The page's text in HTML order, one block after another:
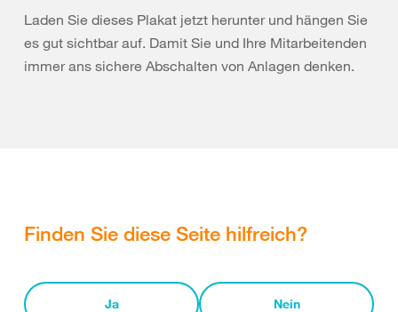
Laden Sie dieses Plakat jetzt herunter und hängen Sie
es gut sichtbar auf. Damit Sie und Ihre Mitarbeitenden
immer ans sichere Abschalten von Anlagen denken.
Finden Sie diese Seite hilfreich?
Ja Nein